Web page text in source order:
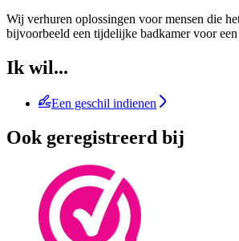
Wij verhuren oplossingen voor mensen die
bijvoorbeeld een tijdelijke badkamer voor
Ik wil...
Een geschil indienen
Ook geregistreerd bij